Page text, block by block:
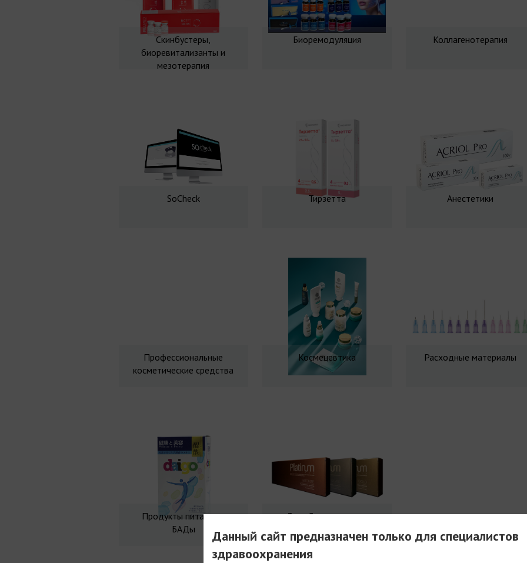
Скинбустеры,
биоревитализанты и
мезотерапия
Биоремодуляция Коллагенотерапия
SoCheck Тирзетта Анестетики
Профессиональные
косметические средства
Космецевтика Расходные материалы
Продукты питания и
БАДы
3 мл Совершенства
Данный сайт предназначен только для специалистов
здравоохранения